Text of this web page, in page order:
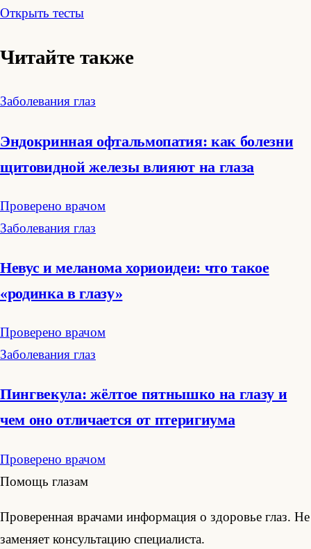
Открыть тесты
Читайте также
Заболевания глаз
Эндокринная офтальмопатия: как болезни
щитовидной железы влияют на глаза
Проверено врачом
Заболевания глаз
Невус и меланома хориоидеи: что такое
«родинка в глазу»
Проверено врачом
Заболевания глаз
Пингвекула: жёлтое пятнышко на глазу и
чем оно отличается от птеригиума
Проверено врачом
Помощь глазам
Проверенная врачами информация о здоровье глаз. Не
заменяет консультацию специалиста.